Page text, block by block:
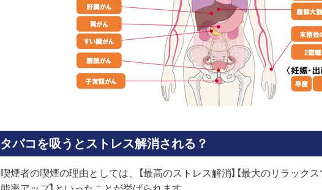
タバコを吸うとストレス解消される？
喫煙者の喫煙の理由としては、【最高のストレス解消】【最大のリラック